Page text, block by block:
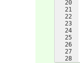
20
21
22
23
24
25
26
27
28